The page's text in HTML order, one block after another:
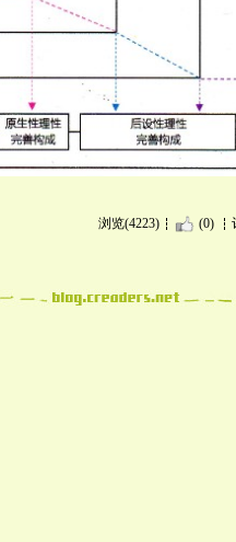
浏览(4223) (0)